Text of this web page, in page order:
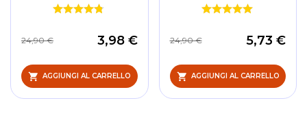
3,98 €
24,90 €
AGGIUNGI AL CARRELLO
5,73 €
24,90 €
AGGIUNGI AL CARRELLO